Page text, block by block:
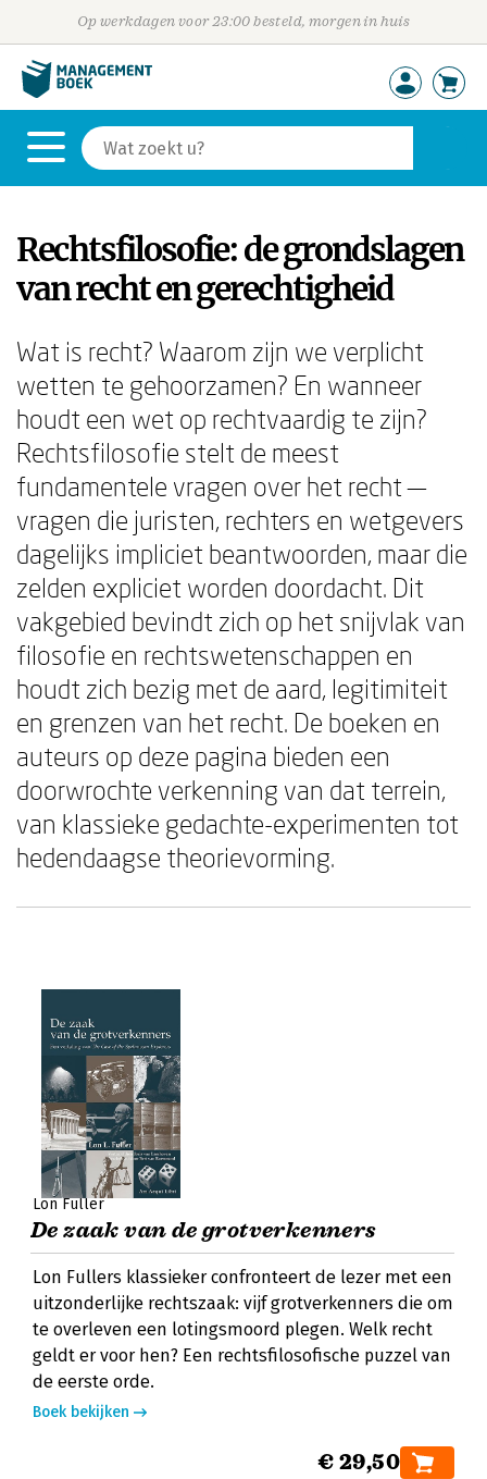
Op werkdagen voor 23:00 besteld, morgen in huis
Rechtsfilosofie: de grondslagen
van recht en gerechtigheid
Wat is recht? Waarom zijn we verplicht
wetten te gehoorzamen? En wanneer
houdt een wet op rechtvaardig te zijn?
Rechtsfilosofie stelt de meest
fundamentele vragen over het recht —
vragen die juristen, rechters en wetgevers
dagelijks impliciet beantwoorden, maar die
zelden expliciet worden doordacht. Dit
vakgebied bevindt zich op het snijvlak van
filosofie en rechtswetenschappen en
houdt zich bezig met de aard, legitimiteit
en grenzen van het recht. De boeken en
auteurs op deze pagina bieden een
doorwrochte verkenning van dat terrein,
van klassieke gedachte-experimenten tot
hedendaagse theorievorming.
Lon Fuller
De zaak van de grotverkenners
Lon Fullers klassieker confronteert de lezer met een
uitzonderlijke rechtszaak: vijf grotverkenners die om
te overleven een lotingsmoord plegen. Welk recht
geldt er voor hen? Een rechtsfilosofische puzzel van
de eerste orde.
Boek bekijken
€ 29,50